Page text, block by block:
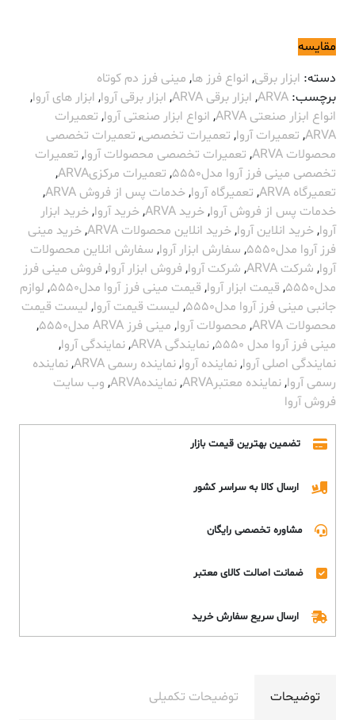
مقایسه
دسته: ابزار برقی, انواع فرز ها, مینی فرز دم کوتاه
برچسب: ARVA
, ابزار برقی ARVA , ابزار برقی آروا, ابزار های آروا,
انواع ابزار صنعتی ARVA
, انواع ابزار صنعتی آروا, تعمیرات
ARVA
, تعمیرات آروا, تعمیرات تخصصی, تعمیرات تخصصی
محصولات ARVA
, تعمیرات تخصصی محصولات آروا, تعمیرات
تخصصی مینی فرز آروا مدل5550
, تعمیرات مرکزیARVA
,
تعمیرگاه ARVA
, تعمیرگاه آروا,خدمات پس از فروش ARVA
,
خدمات پس از فروش آروا,خرید ARVA ,خرید آروا,خرید ابزار
آروا,خرید انلاین آروا,خرید انلاین محصولات ARVA ,خرید مینی
فرز آروا مدل5550
, سفارش ابزار آروا, سفارش انلاین محصولات
آروا, شرکت ARVA , شرکت آروا, فروش ابزار آروا, فروش مینی فرز
مدل5550
, قیمت ابزار آروا, قیمت مینی فرز آروا مدل5550 , لوازم
جانبی مینی فرز آروا مدل5550
, لیست قیمت آروا, لیست قیمت
محصولات ARVA
, محصولات آروا, مینی فرز ARVA مدل5550
,
مینی فرز آروا مدل 5550
,نمایندگی ARVA ,نمایندگی آروا,
نمایندگی اصلی آروا,نماینده آروا,نماینده رسمی ARVA ,نماینده
رسمی آروا,نماینده معتبرARVA ,نمایندهARVA , وب سایت
فروش آروا
تضمین بهترین قیمت بازار
ارسال کالا به سراسر کشور
مشاوره تخصصی رایگان
ضمانت اصالت کالای معتبر
ارسال سریع سفارش خرید
توضیحات توضیحات تکمیلی